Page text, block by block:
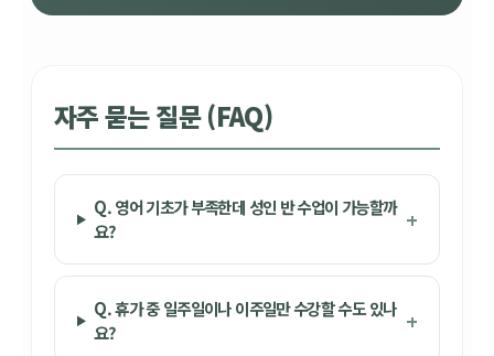
자주 묻는 질문 (FAQ)
Q. 영어 기초가 부족한데 성인 반 수업이 가능할까
요?
Q. 휴가 중 일주일이나 이주일만 수강할 수도 있나
요?